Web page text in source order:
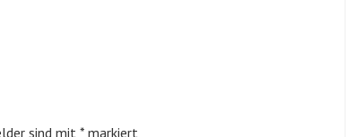
sind mit* markiert